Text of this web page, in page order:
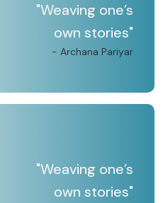
"Weaving one’s
own stories"
- Archana Pariyar
"Weaving one’s
own stories"